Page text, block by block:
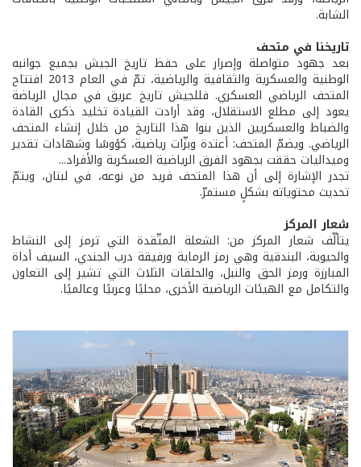
الشابة.
تاريخنا في متحف
بعد جهود متواصلة وإصرار على حفظ تاريخ الجيش بجميع جوانبه
الوطنية والعسكرية والثقافية والرياضية، تمّ في العام 2013 افتتاح
المتحف الرياضي العسكري. فللجيش تاريخ عريق في مجال الرياضة
يعود إلى مطلع الاستقلال، وقد أرادت القيادة تخليد ذكرى القادة
والضباط والعسكريين الذين بنوا هذا التاريخ من خلال إنشاء المتحف
الرياضي. ويضمّ المتحف: أعتدة وبزّات رياضية، كؤوسًا وشهادات تقدير
وميداليات حققت بجهود الفرق الرياضية العسكرية والأفراد...
تجدر الإشارة إلى أن هذا المتحف فريد من نوعه، في لبنان، ويتمّ
تحديث محتوياته بشكلٍ مستمرّ.
شعار المركز
يتألّف شعار المركز من: الشعلة المتّقدة التي ترمز إلى النشاط
والحيوية، البندقية وهي رمز الرماية ورفيقة درب الجندي، السيف أداة
المبارزة ورمز الحق والنبل، والحلقات الثلاث التي تشير إلى التعاون
والتكامل مع الهيئات الرياضية الأخرى، محليًا وعربيًا وعالميًا.